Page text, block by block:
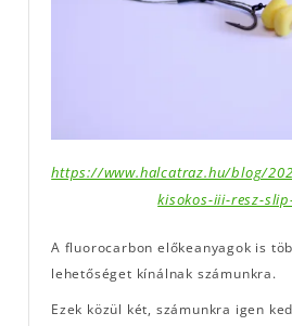
https://www.halcatraz.hu/blog/
kisokos-iii-resz-
A fluorocarbon előkeanyagok is
lehetőséget kínálnak számunkra.
Ezek közül két, számunkra igen